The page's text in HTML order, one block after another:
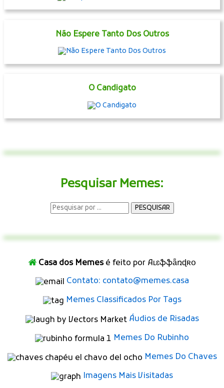
Não Espere Tanto Dos Outros
O Candigato
Pesquisar Memes:
Casa dos Memesé feito por Aʟɛֆֆǟռɖʀօ
Contato: contato@memes.casa
Memes Classificados Por Tags
Áudios de Risadas
Memes Do Rubinho
Memes Do Chaves
Imagens Mais Visitadas